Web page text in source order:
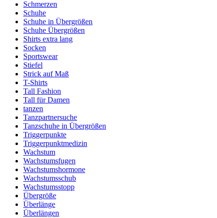
Schmerzen
Schuhe
Schuhe in Übergrößen
Schuhe Übergrößen
Shirts extra lang
Socken
Sportswear
Stiefel
Strick auf Maß
T-Shirts
Tall Fashion
Tall für Damen
tanzen
Tanzpartnersuche
Tanzschuhe in Übergrößen
Triggerpunkte
Triggerpunktmedizin
Wachstum
Wachstumsfugen
Wachstumshormone
Wachstumsschub
Wachstumsstopp
Übergröße
Überlänge
Überlängen